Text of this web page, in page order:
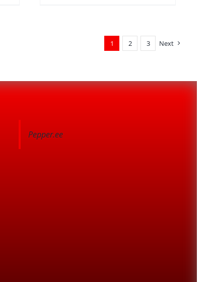
1 2 3 Next
Pepper.ee